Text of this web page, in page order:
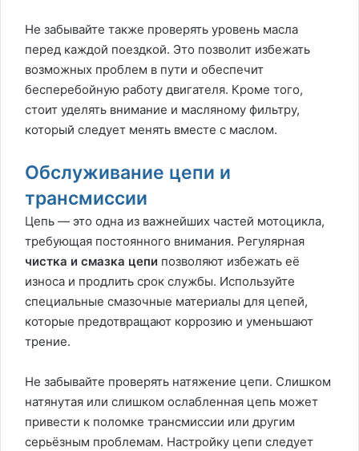
Не забывайте также проверять уровень масла
перед каждой поездкой. Это позволит избежать
возможных проблем в пути и обеспечит
бесперебойную работу двигателя. Кроме того,
стоит уделять внимание и масляному фильтру,
который следует менять вместе с маслом.
Обслуживание цепи и
трансмиссии
Цепь — это одна из важнейших частей мотоцикла,
требующая постоянного внимания. Регулярная
чистка и смазка цепи позволяют избежать её
износа и продлить срок службы. Используйте
специальные смазочные материалы для цепей,
которые предотвращают коррозию и уменьшают
трение.
Не забывайте проверять натяжение цепи. Слишком
натянутая или слишком ослабленная цепь может
привести к поломке трансмиссии или другим
серьёзным проблемам. Настройку цепи следует